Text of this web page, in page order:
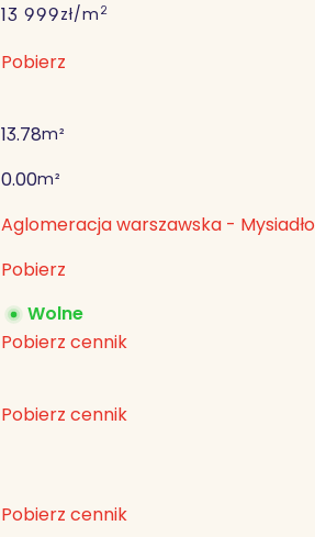
13 999zł/m 2
Pobierz
13.78m²
0.00m²
Aglomeracja warszawska - Mysiadło
Pobierz
Wolne
Pobierz cennik
Pobierz cennik
Pobierz cennik